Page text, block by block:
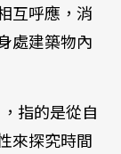
互呼應，消
處建築物內
指的是從自
來探究時間